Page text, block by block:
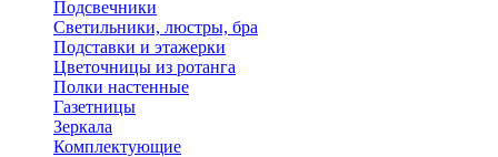
Подсвечники
Светильники, люстры, бра
Подставки и этажерки
Цветочницы из ротанга
Полки настенные
Газетницы
Зеркала
Комплектующие